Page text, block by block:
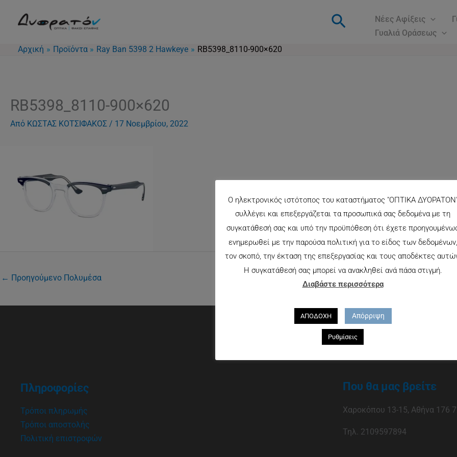
Αναζήτηση
Νέες Αφίξεις
Γυαλιά Οράσεως
Αρχική
Προϊόντα Ray Ban 5398 2 Hawkeye RB5398_8110-900×620
RB5398_8110-900×620
Από ΚΩΣΤΑΣ ΚΟΤΣΙΦΑΚΟΣ / 17 Νοεμβρίου, 2022
← Προηγούμενο Πολυμέσα
Πληροφορίες
Τρόποι πληρωμής
Τρόποι αποστολής
Πολιτική επιστροφών
Που θα μας βρείτε
Χαροκόπου 13-15, Αθήνα 176
Τηλ. 2109597894
Ο ηλεκτρονικός ιστότοπος του καταστήματος "ΟΠΤΙΚΑ
συλλέγει και επεξεργάζεται τα προσωπικά σας δεδομένα με τη
συγκατάθεσή σας και υπό την προϋπόθεση ότι έχετε
ενημερωθεί με την παρούσα πολιτική για το είδος των δεδομένων,
τον σκοπό, την έκταση της επεξεργασίας και τους αποδέκτες
Η συγκατάθεσή σας μπορεί να ανακληθεί ανά πάσα στιγμή.
Διαβάστε περισσότερα
ΑΠΟΔΟΧΗ Απόρριψη
Ρυθμίσεις